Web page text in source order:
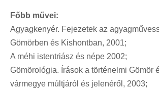
Főbb művei:
Agyagkenyér. Fejezetek az
Gömörben és Kishontban, 2001;
A méhi istentriász és népe 2002;
Gömörológia. Írások a történelmi Gömör
vármegye múltjáról és jelenéről, 2003;